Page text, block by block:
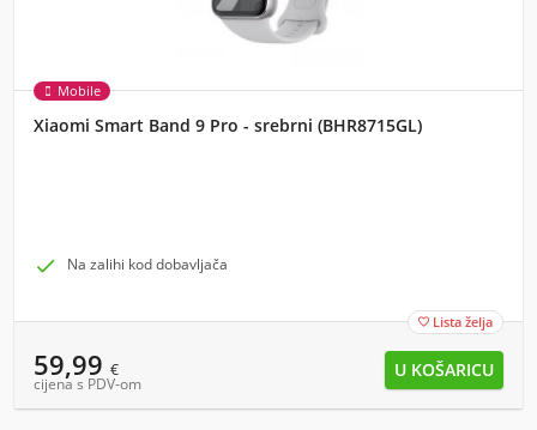
Mobile
Xiaomi Smart Band 9 Pro - srebrni (BHR8715GL)
 Na zalihi kod dobavljača
 Lista želja
59,99 €
cijena s PDV-om